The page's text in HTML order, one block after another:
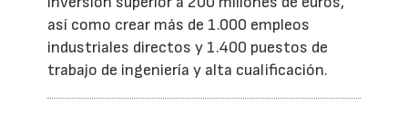
así como crear más de 1.000 empleos
industriales directos y 1.400 puestos de
trabajo de ingeniería y alta cualificación.